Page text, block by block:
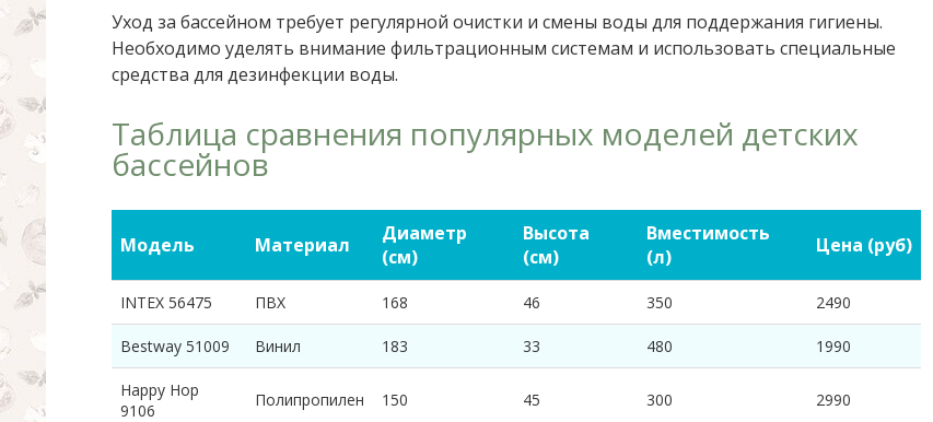
Уход за бассейном требует регулярной очистки и смены воды для поддержания гигиены.
Необходимо уделять внимание фильтрационным системам и использовать специальные
средства для дезинфекции воды.
Таблица сравнения популярных моделей детских
бассейнов
Модель Материал
Диаметр
(см)
Высота
(см)
Вместимость
(л)
Цена (руб)
INTEX 56475 ПВХ 168 46 350 2490
Bestway 51009 Винил 183 33 480 1990
Happy Hop
9106
Полипропилен 150 45 300 2990